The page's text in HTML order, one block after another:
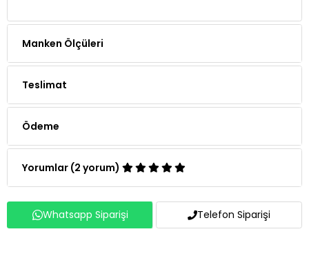
Manken Ölçüleri
Teslimat
Ödeme
Yorumlar (2 yorum)
Whatsapp Siparişi Telefon Siparişi